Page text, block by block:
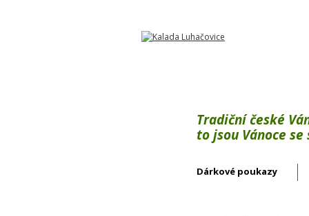
Tradiční české
to jsou Vánoce
Dárkové poukazy